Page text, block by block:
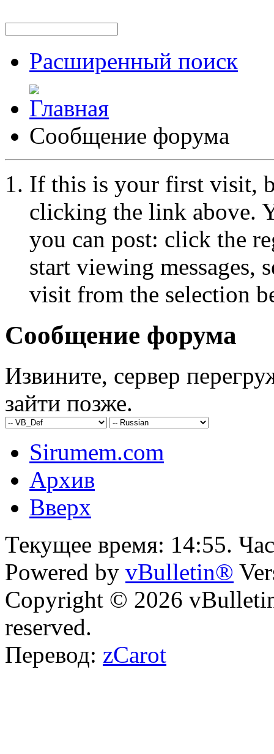
Расширенный поиск
Сообщение форума
If this is your first visit,
clicking the link above.
you can post: click the
start viewing messages,
visit from the selection
Сообщение форума
Извините, сервер
зайти позже.
Sirumem.com
Архив
Вверх
Текущее время: 14:55.
Powered by vBulletin®
Copyright © 2026
reserved.
Перевод: zCarot